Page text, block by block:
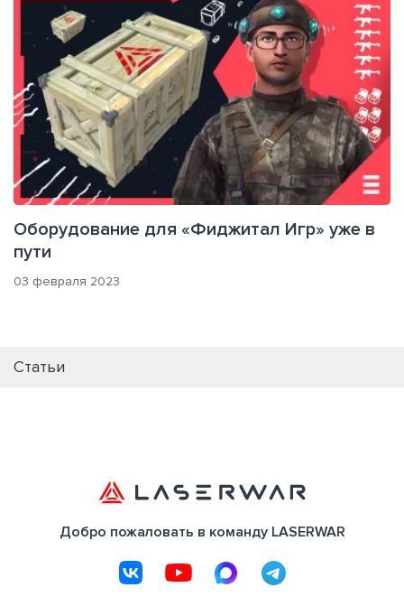
Оборудование для «Фиджитал Игр» уже в
пути
03 февраля 2023
Статьи
Добро пожаловать в команду LASERWAR